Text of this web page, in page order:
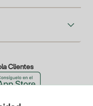
Clientes